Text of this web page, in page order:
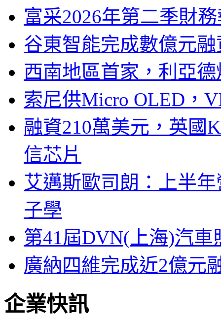
富采2026年第二季財
谷東智能完成數億元
西南地區首家，利亞
索尼供Micro OLED，
融資210萬美元，英國
信芯片
艾邁斯歐司朗：上半
子學
第41屆DVN(上海)汽
廣納四維完成近2億元
企業快訊